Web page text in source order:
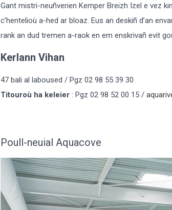
Gant mistri-neuñverien Kemper Breizh Izel e vez
c’hentelioù a-hed ar bloaz. Eus an deskiñ d’an
rank an dud tremen a-raok en em enskrivañ evit
Kerlann Vihan
47 bali al laboused / Pgz 02 98 55 39 30
Titouroù ha keleier : Pgz 02 98 52 00 15 /
Poull-neuial Aquacove